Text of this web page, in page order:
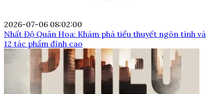
2026-07-06 08:02:00
Nhất Độ Quân Hoa: Khám phá tiểu thuyết ngôn tình và
12 tác phẩm đỉnh cao